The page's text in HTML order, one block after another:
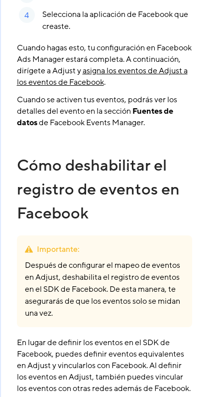
Selecciona la aplicación de Facebook que
creaste.
Cuando hagas esto, tu configuración en Facebook
Ads Manager estará completa. A continuación,
dirígete a Adjust yasigna los eventos de Adjust a
los eventos de Facebook.
Cuando se activen tus eventos, podrás ver los
detalles del evento en la sección Fuentes de
datosde Facebook Events Manager.
Cómo deshabilitar el
registro de eventos en
Facebook
Importante:
Después de configurar el mapeo de eventos
en Adjust, deshabilita el registro de eventos
en el SDK de Facebook. De esta manera, te
asegurarás de que los eventos solo se midan
una vez.
En lugar de definir los eventos en el SDK de
Facebook, puedes definir eventos equivalentes
en Adjust y vincularlos con Facebook. Al definir
los eventos en Adjust, también puedes vincular
los eventos con otras redes además de Facebook.